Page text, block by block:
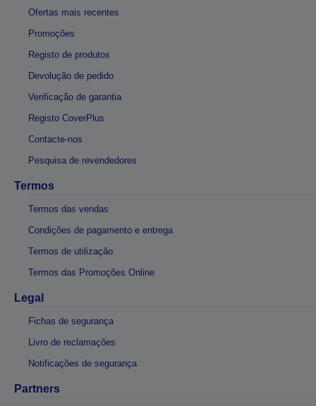
Ofertas mais recentes
Promoções
Registo de produtos
Devolução de pedido
Verificação de garantia
Registo CoverPlus
Contacte-nos
Pesquisa de revendedores
Termos
Termos das vendas
Condições de pagamento e entrega
Termos de utilização
Termos das Promoções Online
Legal
Fichas de segurança
Livro de reclamações
Notificações de segurança
Partners